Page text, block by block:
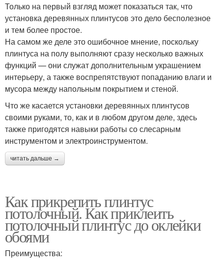
Только на первый взгляд может показаться так, что
установка деревянных плинтусов это дело бесполезное
и тем более простое.
На самом же деле это ошибочное мнение, поскольку
плинтуса на полу выполняют сразу несколько важных
функций — они служат дополнительным украшением
интерьеру, а также воспрепятствуют попаданию влаги и
мусора между напольным покрытием и стеной.
Что же касается установки деревянных плинтусов
своими руками, то, как и в любом другом деле, здесь
также пригодятся навыки работы со слесарным
инструментом и электроинструментом.
читать дальше →
Как прикрепить плинтус
потолочный. Как приклеить
потолочный плинтус до оклейки
обоями
Преимущества: